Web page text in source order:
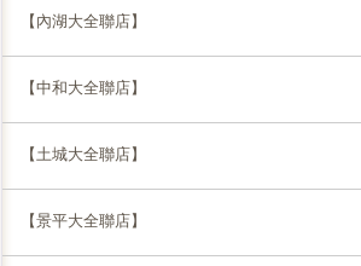
【內湖大全聯店】
【中和大全聯店】
【土城大全聯店】
【景平大全聯店】